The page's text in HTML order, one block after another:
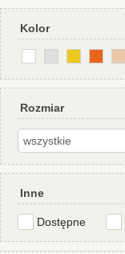
Kolor
Rozmiar
Inne
Dostępne